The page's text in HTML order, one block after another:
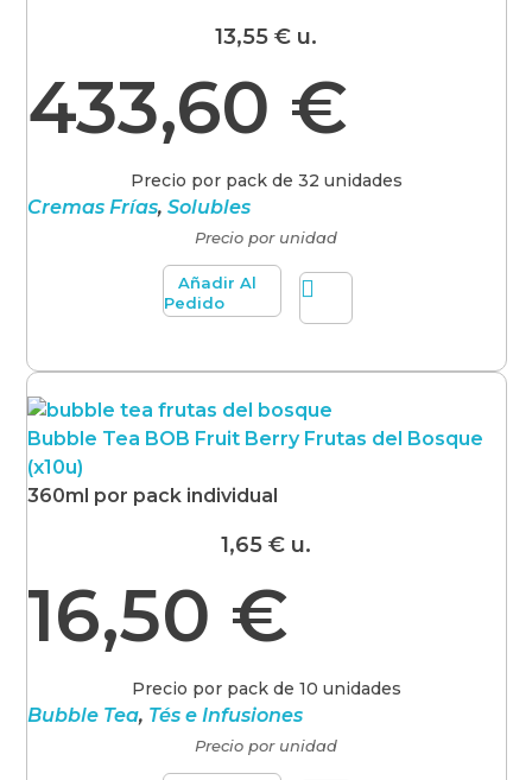
13,55 € u.
433,60 €
Precio por pack de 32 unidades
Cremas Frías, Solubles
Precio por unidad
Añadir Al
Pedido
Bubble Tea BOB Fruit Berry Frutas del Bosque
(x10u)
360ml por pack individual
1,65 € u.
16,50 €
Precio por pack de 10 unidades
Bubble Tea, Tés e Infusiones
Precio por unidad